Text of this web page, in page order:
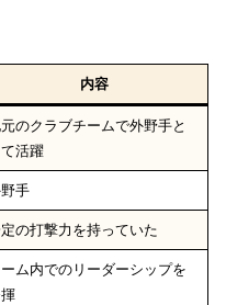
内容
のクラブチームで外野手と
て活躍
手
の打撃力を持っていた
ム内でのリーダーシップを